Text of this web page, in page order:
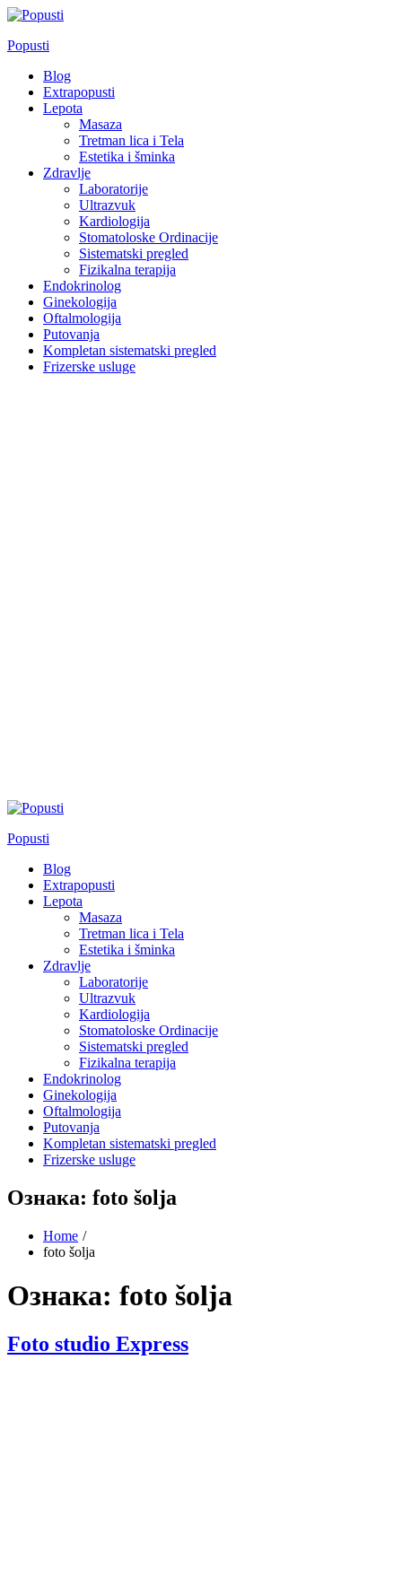
Skip
content
Popusti
Blog
Extrapopusti
Lepota
Masaza
Tretman lica i Tela
Estetika i šminka
Zdravlje
Laboratorije
Ultrazvuk
Kardiologija
Stomatoloske Ordinacije
Sistematski pregled
Fizikalna terapija
Endokrinolog
Ginekologija
Oftalmologija
Putovanja
Kompletan sistematski pregled
Frizerske usluge
Popusti
Blog
Extrapopusti
Lepota
Masaza
Tretman lica i Tela
Estetika i šminka
Zdravlje
Laboratorije
Ultrazvuk
Kardiologija
Stomatoloske Ordinacije
Sistematski pregled
Fizikalna terapija
Endokrinolog
Ginekologija
Oftalmologija
Putovanja
Kompletan sistematski pregled
Frizerske usluge
Ознака: foto šolja
Home
foto šolja
Ознака: foto šolja
Foto studio Express